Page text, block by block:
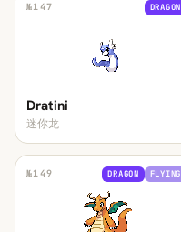
№147 DRAGON
Dratini
迷你龙
№149 DRAGON FLYING